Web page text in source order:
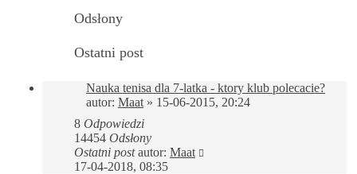
Odsłony
Ostatni post
Nauka tenisa dla 7-latka - ktory klub polecacie?
autor: Maat » 15-06-2015, 20:24
8 Odpowiedzi
14454 Odsłony
Ostatni postautor: Maat
17-04-2018, 08:35